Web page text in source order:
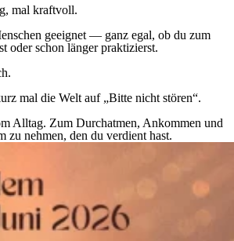
mal kraftvoll.
geeignet — ganz egal, ob du zum
oder schon länger praktizierst.
mal die Welt auf „Bitte nicht stören“.
Alltag. Zum Durchatmen, Ankommen und
zu nehmen, den du verdient hast.